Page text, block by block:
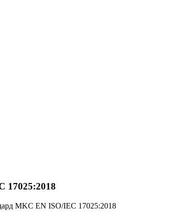
17025:2018
MKC EN ISO/IEC 17025:2018